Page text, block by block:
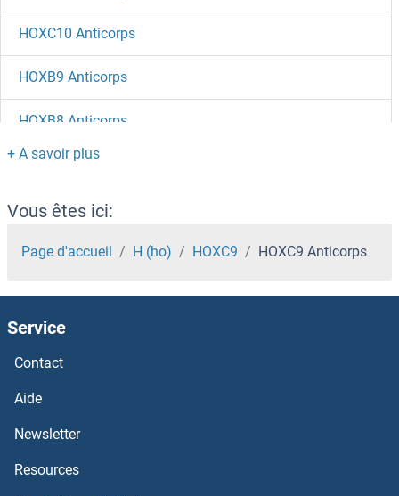
HOXC10 Anticorps
HOXB9 Anticorps
HOXB8 Anticorps
HOXB6 Anticorps
HOXB5 Anticorps
HOXB4 Anticorps
HOXB3 Anticorps
HOXB2 Anticorps
HOXB1 Anticorps
HOXA9 Anticorps
Vous êtes ici:
Page d'accueil H (ho) HOXC9 HOXC9 Anticorps
Service
Contact
Aide
Newsletter
Resources